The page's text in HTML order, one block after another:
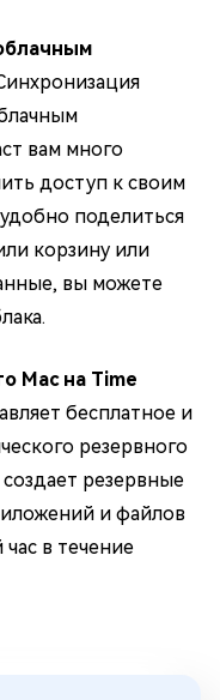
вам много
доступ к своим
поделиться
корзину или
вы можете
Mac на Time
бесплатное и
резервного
резервные
и файлов
в течение